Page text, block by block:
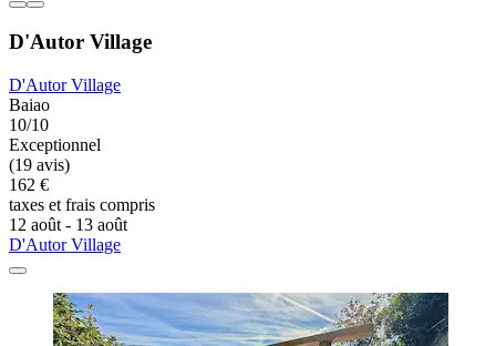
D'Autor Village
D'Autor Village
Baiao
10/10
Exceptionnel
(19 avis)
162 €
taxes et frais compris
12 août - 13 août
D'Autor Village